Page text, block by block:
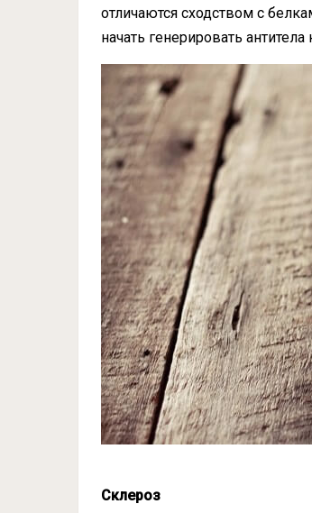
отличаются сходством с
начать генерировать
Склероз